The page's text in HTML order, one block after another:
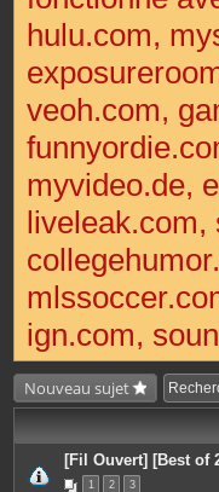
hulu.com,
veoh.com,
myvideo.de,
liveleak.com,
ign.com,
Nouveau sujet
[Fil Ouvert] [Best of
1 2 3